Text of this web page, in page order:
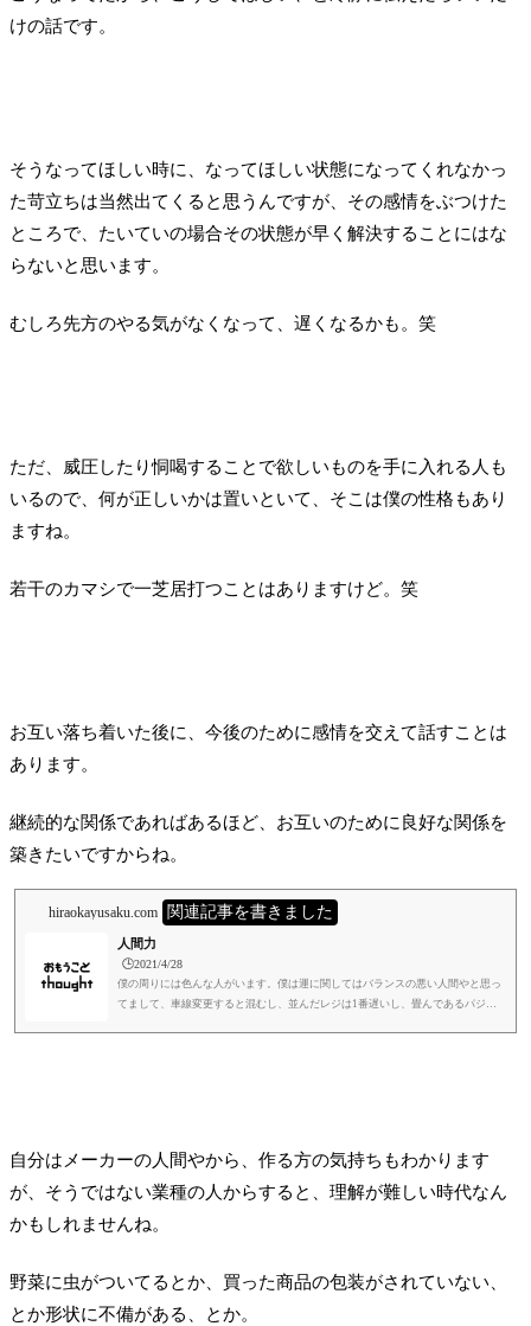
けの話です。
そうなってほしい時に、なってほしい状態になってくれなかっ
た苛立ちは当然出てくると思うんですが、その感情をぶつけた
ところで、たいていの場合その状態が早く解決することにはな
らないと思います。
むしろ先方のやる気がなくなって、遅くなるかも。笑
ただ、威圧したり恫喝することで欲しいものを手に入れる人も
いるので、何が正しいかは置いといて、そこは僕の性格もあり
ますね。
若干のカマシで一芝居打つことはありますけど。笑
お互い落ち着いた後に、今後のために感情を交えて話すことは
あります。
継続的な関係であればあるほど、お互いのために良好な関係を
築きたいですからね。
hiraokayusaku.com 関連記事を書きました
人間力
🕒️2021/4/28
僕の周りには色んな人がいます。僕は運に関してはバランスの悪い人間やと思っ
てまして、車線変更すると混むし、並んだレジは1番遅いし、畳んであるパジャ
自分はメーカーの人間やから、作る方の気持ちもわかります
が、そうではない業種の人からすると、理解が難しい時代なん
かもしれませんね。
野菜に虫がついてるとか、買った商品の包装がされていない、
とか形状に不備がある、とか。